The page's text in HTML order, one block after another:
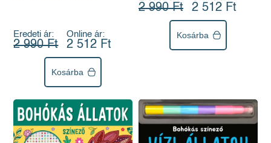
Eredeti ár:
2 990 Ft
Online ár:
2 512 Ft
Kosárba
2 990 Ft 2 512 Ft
Kosárba